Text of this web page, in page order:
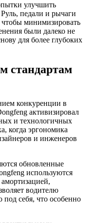
улучшить
педали и рычаги
чтобы минимизировать
были далеко не
для более глубоких
стандартам
конкуренции в
активизировал
и технологичных
когда эргономика
и инженеров
обновленные
используются
водителю
под себя, что особенно